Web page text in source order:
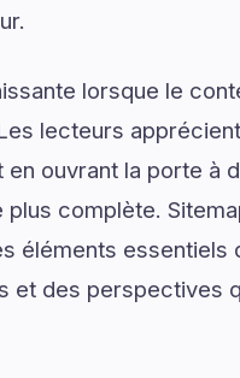
lorsque le
lecteurs
ouvrant la porte à
complète.
éléments essentiels
des perspectives